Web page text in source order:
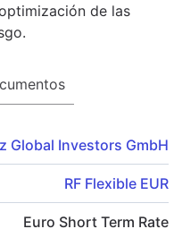
de las
Global Investors GmbH
RF Flexible EUR
Euro Short Term Rate